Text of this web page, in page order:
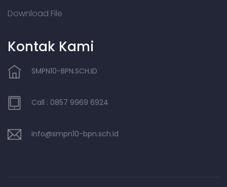
Download File
Kontak Kami
SMPN10-BPN.SCH.ID
Call : 0857 9969 6924
info@smpn10-bpn.sch.id